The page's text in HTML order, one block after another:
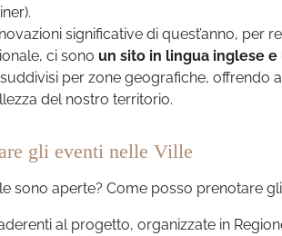
significative di quest’anno, per
ci sono un sito in lingua inglese
suddivisi per zone geografiche,
del nostro territorio.
gli eventi nelle Ville
sono aperte? Come posso prenotare
al progetto, organizzate in